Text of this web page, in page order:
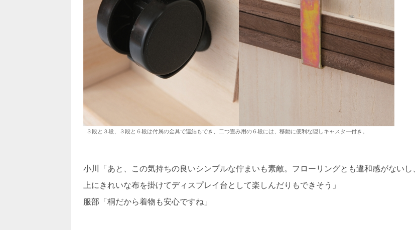
３段と３段、３段と６段は付属の金具で連結もでき、二つ畳み用の６段には、移動に便利な隠しキャスター付き。
小川「あと、この気持ちの良いシンプルな佇まいも素敵。フローリングとも違和感がないし、
上にきれいな布を掛けてディスプレイ台として楽しんだりもできそう」
服部「桐だから着物も安心ですね」